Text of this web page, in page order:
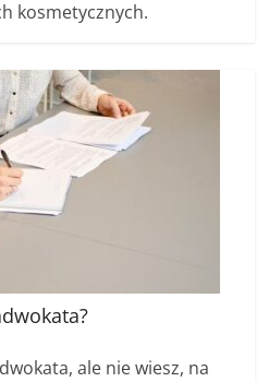
kosmetycznych.
ale nie wiesz, na